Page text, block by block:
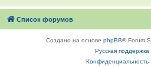
Список форумов
Создано на основе phpBB® Forum
Русская поддержка
Конфиденциальность|